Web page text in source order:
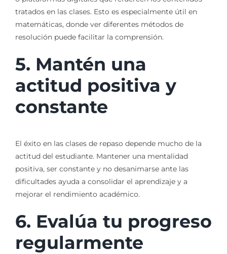
tratados en las clases. Esto es especialmente útil en
matemáticas, donde ver diferentes métodos de
resolución puede facilitar la comprensión.
5. Mantén una
actitud positiva y
constante
El éxito en las clases de repaso depende mucho de la
actitud del estudiante. Mantener una mentalidad
positiva, ser constante y no desanimarse ante las
dificultades ayuda a consolidar el aprendizaje y a
mejorar el rendimiento académico.
6. Evalúa tu progreso
regularmente